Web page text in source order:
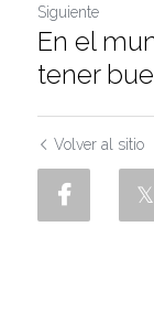
Siguiente
En el
tener
Volver al sitio